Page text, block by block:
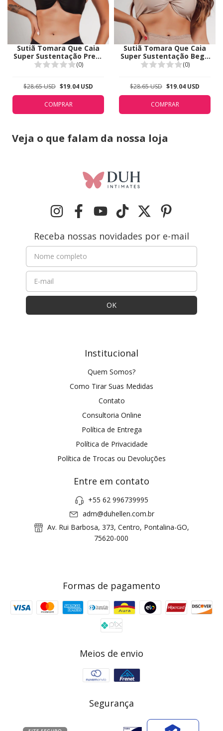
Sutiã Tomara Que Caia
Super Sustentação Preto
5311
(0)
$28.65 USD $19.04 USD
COMPRAR
Sutiã Tomara Que Caia
Super Sustentação Bege
5311
(0)
$28.65 USD $19.04 USD
COMPRAR
Veja o que falam da nossa loja
Receba nossas novidades por e-mail
Institucional
Quem Somos?
Como Tirar Suas Medidas
Contato
Consultoria Online
Política de Entrega
Política de Privacidade
Política de Trocas ou Devoluções
Entre em contato
+55 62 996739995
adm@duhellen.com.br
Av. Rui Barbosa, 373, Centro, Pontalina-GO,
75620-000
Formas de pagamento
Meios de envio
Segurança